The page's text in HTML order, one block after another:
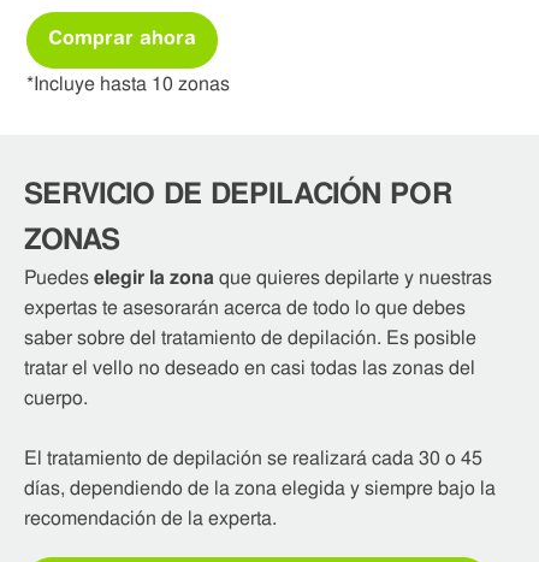
Comprar ahora
*Incluye hasta 10 zonas
SERVICIO DE DEPILACIÓN POR
ZONAS
Puedeselegir la zonaque quieres depilarte y nuestras
expertas te asesorarán acerca de todo lo que debes
saber sobre del tratamiento de depilación. Es posible
tratar el vello no deseado en casi todas las zonas del
cuerpo.
El tratamiento de depilación se realizará cada 30 o 45
días, dependiendo de la zona elegida y siempre bajo la
recomendación de la experta.